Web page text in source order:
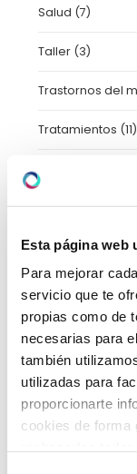
Esta página web
Para mejorar
servicio que te
propias como de
necesarias para
también
utilizadas para
proporcionarte
cookies de forma
Salud (7)
Taller (3)
Trastornos del
Tratamientos (11)
Urgencias(2)
Video-consejos
Vídeos
febrero 2026(5)